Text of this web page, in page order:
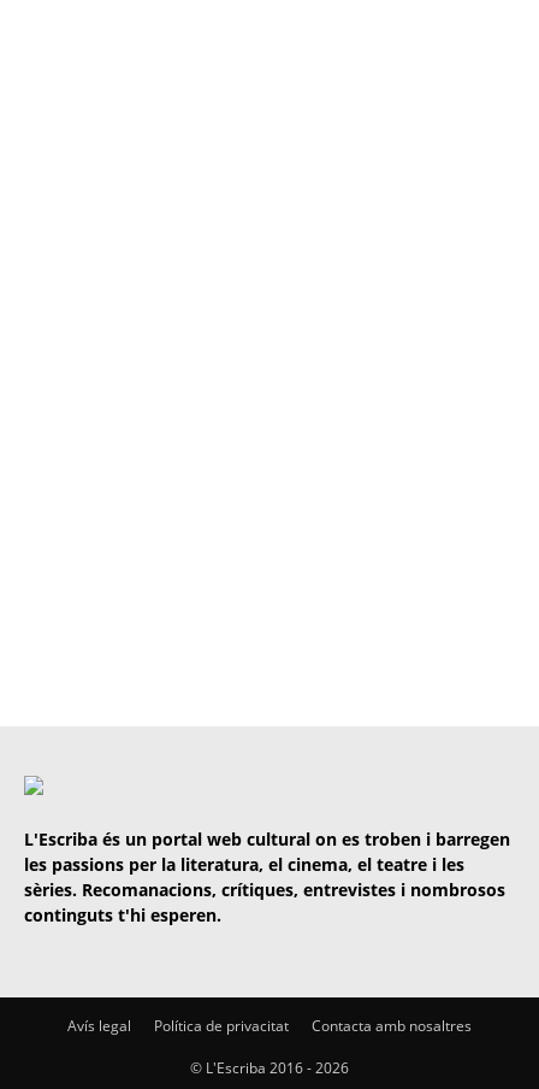
L'Escriba és un portal web cultural on es troben i barregen
les passions per la literatura, el cinema, el teatre i les
sèries. Recomanacions, crítiques, entrevistes i nombrosos
continguts t'hi esperen.
Avís legal Política de privacitat Contacta amb nosaltres
© L'Escriba 2016 -2026